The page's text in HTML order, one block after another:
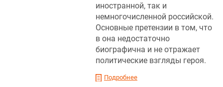
иностранной, так и
немногочисленной российской.
Основные претензии в том, что
в она недостаточно
биографична и не отражает
политические взгляды героя.
Подробнее